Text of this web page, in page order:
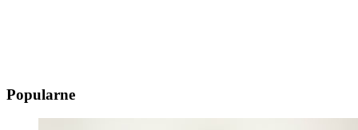
Popularne